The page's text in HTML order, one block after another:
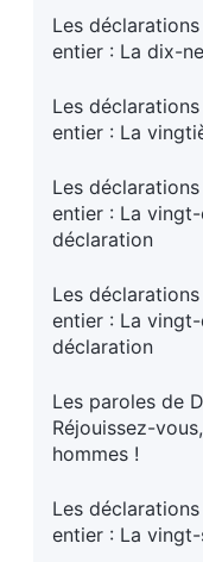
Les déclarations
entier : La dix-
Les déclarations
entier : La
Les déclarations
entier : La
déclaration
Les déclarations
entier : La
déclaration
Les paroles de
Réjouissez-
hommes !
Les déclarations
entier : La